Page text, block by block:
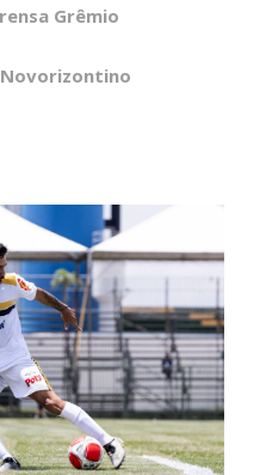
Grêmio